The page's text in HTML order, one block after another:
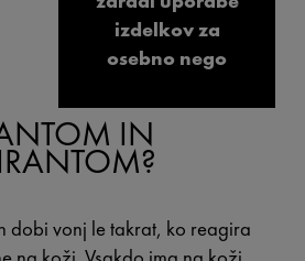
izdelkov za
osebno nego
IN
dobi vonj le takrat, ko reagira